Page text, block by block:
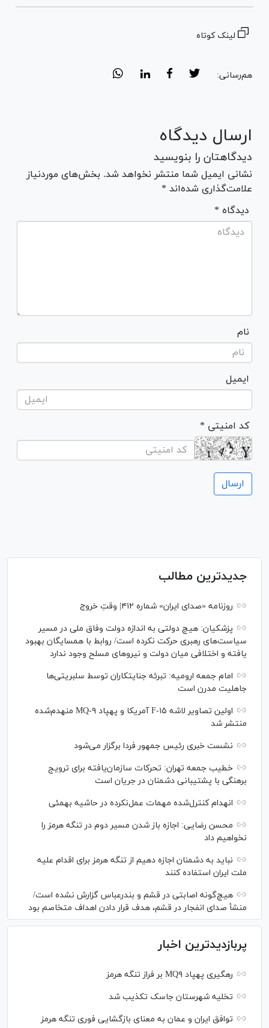
لینک کوتاه
هم‌رسانی:
ارسال دیدگاه
دیدگاهتان را بنویسید
نشانی ایمیل شما منتشر نخواهد شد. بخش‌های موردنیاز
علامت‌گذاری شده‌اند *
* دیدگاه
نام
ایمیل
* کد امنیتی
جدیدترین مطالب
روزنامه «صدای ایران» شماره ۴۱۲| وقتِ خروج
پزشکیان: هیچ دولتی به اندازه دولت وفاق ملی در مسیر
سیاست‌های رهبری حرکت نکرده است/ روابط با همسایگان بهبود
یافته و اختلافی میان دولت و نیروهای مسلح وجود ندارد
امام جمعه ارومیه: تبرئه جنایتکاران توسط سلبریتی‌ها
جاهلیت مدرن است
اولین تصاویر لاشه F-۱۵ آمریکا و پهپاد MQ-۹ منهدم‌شده
منتشر شد
نشست خبری رئیس‌ جمهور فردا برگزار می‌شود
خطیب جمعه تهران: تحرکات سازمان‌یافته برای ترویج
برهنگی با پشتیبانی دشمنان در جریان است
انهدام کنترل‌شده مهمات عمل‌نکرده در حاشیه بهمئی
محسن رضایی: اجازه باز شدن مسیر دوم در تنگه هرمز را
نخواهیم داد
نباید به دشمنان اجازه دهیم از تنگه هرمز برای اقدام علیه
ملت ایران استفاده کنند
هیچ‌گونه اصابتی در قشم و بندرعباس گزارش نشده است/
منشأ صدای انفجار در قشم، هدف قرار دادن اهداف متخاصم بود
پربازدیدترین اخبار
رهگیری پهپاد MQ۹ بر فراز تنگه هرمز
تخلیه شهرستان جاسک تکذیب شد
توافق ایران و عمان به معنای بازگشایی فوری تنگه هرمز